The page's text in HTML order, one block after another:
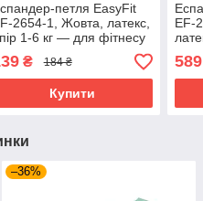
петля EasyFit
2654-1, Жовта, латекс,
1-6 кг — для фітнесу
кросфіту
₴ 184 ₴
Купити
EF-
для
589
–36%